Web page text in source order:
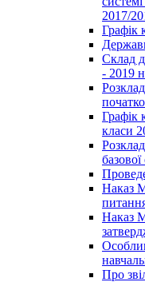
2017/
Графік
Склад
- 2019
Графік
класи
базової
Наказ
Наказ
Про